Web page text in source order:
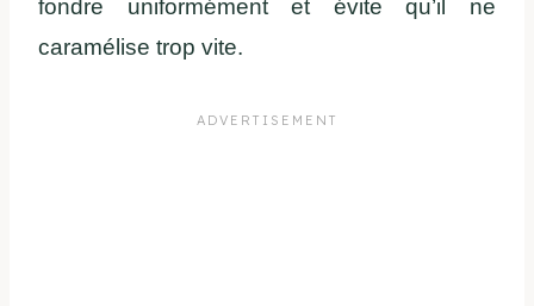
fondre uniformément et évite qu’il ne
caramélise trop vite.